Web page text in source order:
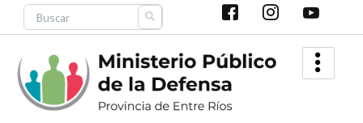
Search